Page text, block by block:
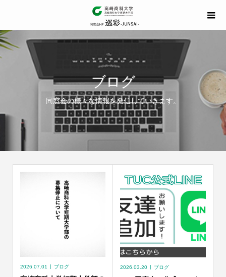
ブログ
同窓会の様々な情報を発信していきます。
2026.07.01 ブログ 2026.03.20 ブログ